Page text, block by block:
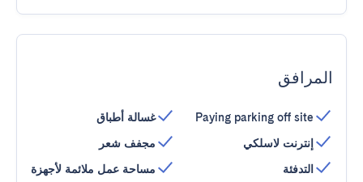
المرافق
Paying parking off site
إنترنت لاسلكي
التدفئة
غسالة أطباق
مجفف شعر
مساحة عمل ملائمة لأجهزة